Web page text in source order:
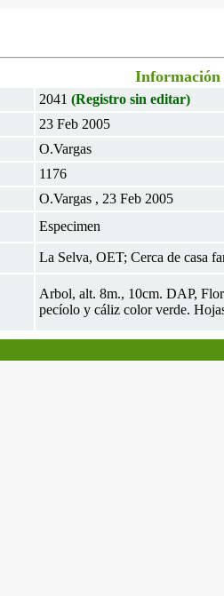
Información
2041 (Registro sin editar)
23 Feb 2005
O.Vargas
1176
O.Vargas , 23 Feb 2005
Especimen
La Selva, OET; Cerca de casa
Arbol, alt. 8m., 10cm. DAP,
pecíolo y cáliz color verde.